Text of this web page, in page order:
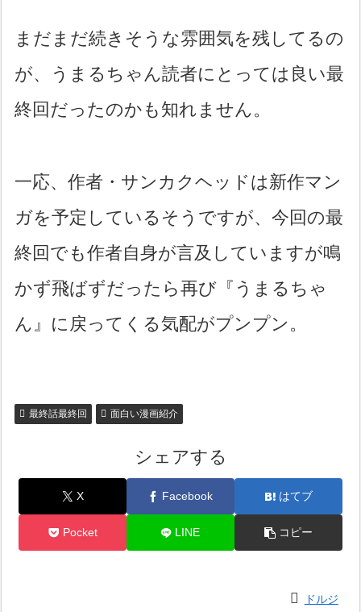
まだまだ続きそうな雰囲気を残してるの
が、うまるちゃん読者にとっては良い最
終回だったのかも知れません。
一応、作者・サンカクヘッドは新作マン
ガを予定しているそうですが、今回の最
終回でも作者自身が言及していますが鳴
かず飛ばずだったら再び『うまるちゃ
ん』に戻ってくる気配がプンプン。
最終話最終回 面白い漫画紹介
シェアする
X Facebook はてブ
Pocket LINE コピー
ドルジ